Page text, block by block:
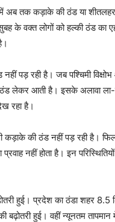
अब तक कड़ाके की ठंड या
के वक्त लोगों को हल्की ठंड का
पड़ रही है। जब पश्चिमी
ठंड लेकर आती है। इसके अलावा
रहा है।
की ठंड नहीं पड़ रही है।
नहीं होता है। इन
हुई। प्रदेश का ठंडा शहर 8.5
हुई। वहीं न्यूनतम तापमान